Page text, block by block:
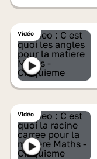
Vidéo
Vidéo